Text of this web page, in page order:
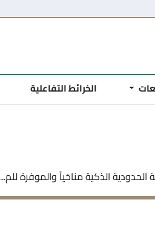
الخرائط التفاعلية
الحدودية الذكية مناخياً والموفرة للم...